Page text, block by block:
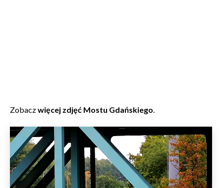
Zobaczwięcej zdjęć Mostu Gdańskiego.